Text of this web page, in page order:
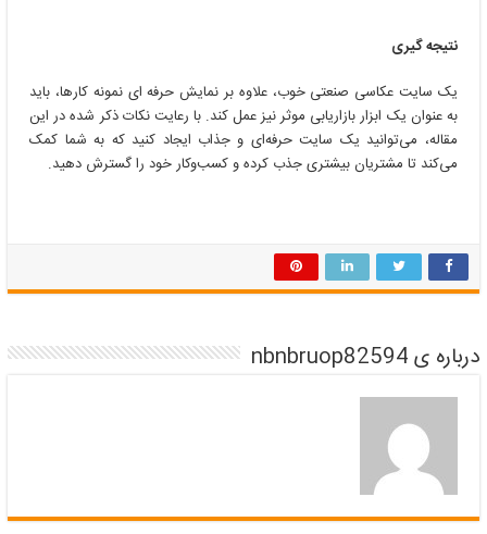
نتیجه گیری
یک سایت عکاسی صنعتی خوب، علاوه بر نمایش حرفه ای نمونه کارها، باید
به عنوان یک ابزار بازاریابی موثر نیز عمل کند. با رعایت نکات ذکر شده در این
مقاله، می‌توانید یک سایت حرفه‌ای و جذاب ایجاد کنید که به شما کمک
می‌کند تا مشتریان بیشتری جذب کرده و کسب‌وکار خود را گسترش دهید.
درباره ی nbnbruop82594